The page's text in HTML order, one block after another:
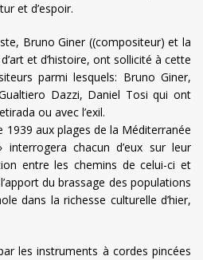
et d’espoir.
Bruno Giner ((compositeur) et la
et d’histoire, ont sollicité à cette
parmi lesquels: Bruno Giner,
Dazzi, Daniel Tosi qui ont
ou avec l’exil.
1939 aux plages de la Méditerranée
interrogera chacun d’eux sur leur
entre les chemins de celui-ci et
du brassage des populations
dans la richesse culturelle d’hier,
les instruments à cordes pincées